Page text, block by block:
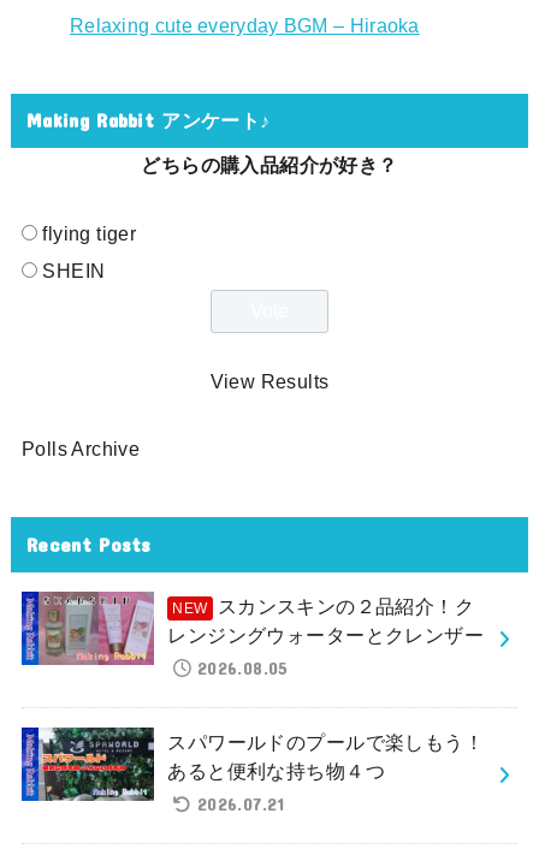
Relaxing cute everyday BGM – Hiraoka
Making Rabbit アンケート♪
どちらの購入品紹介が好き？
flying tiger
SHEIN
View Results
Polls Archive
Recent Posts
スカンスキンの２品紹介！ク
レンジングウォーターとクレンザー
2026.08.05
スパワールドのプールで楽しもう！
あると便利な持ち物４つ
2026.07.21